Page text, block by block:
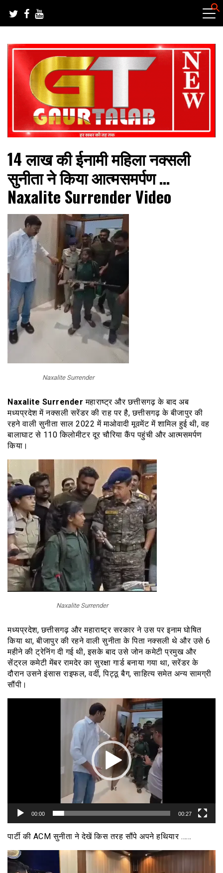
content
गौरतलब न्यूज
14 लाख की ईनामी महिला नक्सली
सुनीता ने किया आत्मसमर्पण …
Naxalite Surrender Video
Naxalite Surrender
Naxalite Surrenderमहाराष्ट्र और छत्तीसगढ़ के बाद अब
मध्यप्रदेश में नक्सली सरेंडर की राह पर है, छत्तीसगढ़ के बीजापुर की
रहने वाली सुनीता साल 2022 में माओवादी मूवमेंट में शामिल हुई थी, वह
बालाघाट से 110 किलोमीटर दूर चौरिया कैंप पहुंची और आत्मसमर्पण
किया।
Naxalite Surrender
मध्यप्रदेश, छत्तीसगढ़ और महाराष्ट्र सरकार ने उस पर इनाम घोषित
किया था, बीजापुर की रहने वाली सुनीता के पिता नक्सली थे और उसे 6
महीने की ट्रेनिंग दी गई थी, इसके बाद उसे जोन कमेटी प्रमुख और
सेंट्रल कमेटी मेंबर रामदेर का सुरक्षा गार्ड बनाया गया था, सरेंडर के
दौरान उसने इंसास राइफल, वर्दी, पिट्ठू बैग, साहित्य समेत अन्य सामग्री
सौंपी।
00:00 00:27
पार्टी की ACM सुनीता ने देखें किस तरह सौंपे अपने हथियार ……
वीडियो
प्लेयर